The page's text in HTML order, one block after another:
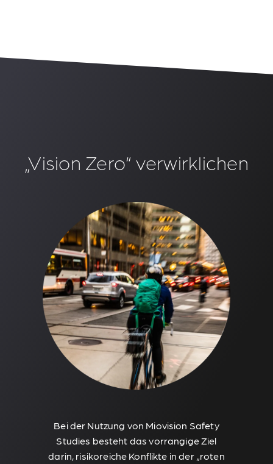
„Vision Zero“ verwirklichen
Bei der Nutzung von Miovision Safety
Studies besteht das vorrangige Ziel
darin, risikoreiche Konflikte in der „roten